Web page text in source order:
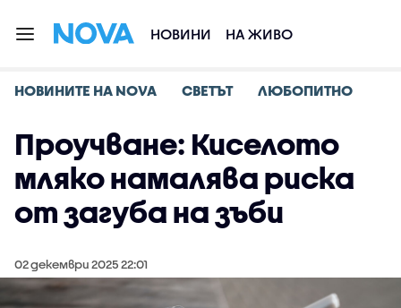
НОВИНИ НА ЖИВО
НОВИНИТЕ НА NOVA СВЕТЪТ ЛЮБОПИТНО
Проучване: Киселото
мляко намалява риска
от загуба на зъби
02 декември 2025 22:01